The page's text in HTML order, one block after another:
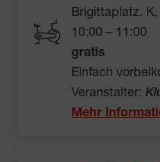
Brigittaplatz.
10:00 – 11:00
gratis
Einfach
Veranstalter:
Mehr